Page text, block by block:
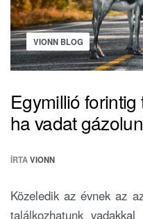
VIONN BLOG
Egymillió
ha vadat
ÍRTAVIONN
Közeledik az évnek az
találkozhatunk